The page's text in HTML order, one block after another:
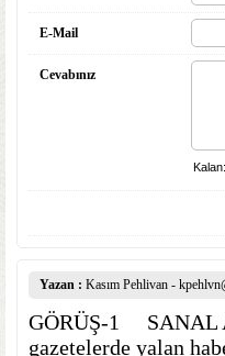
E-Mail
Cevabınız
Yazan : Kasım Pehlivan -
GÖRÜŞ-1 SANAL
gazetelerde yalan